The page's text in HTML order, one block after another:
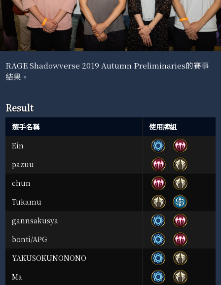
RAGE Shadowverse 2019 Autumn Preliminaries的賽事
結果。
Result
選手名稱
使用牌組
Ein
pazuu
chun
Tukamu
gannsakusya
bonti/APG
YAKUSOKUNONONO
Ma